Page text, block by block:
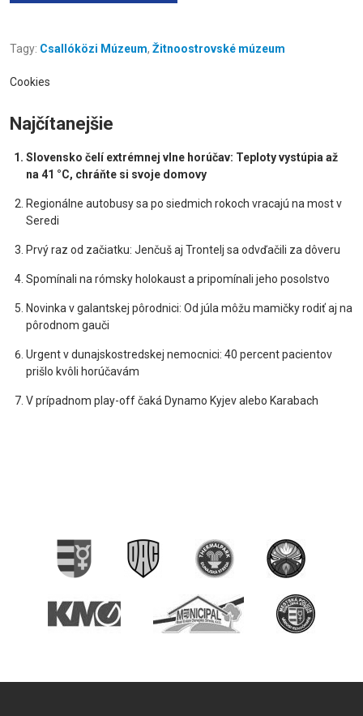
Tagy: Csallóközi Múzeum, Žitnoostrovské múzeum
Cookies
Najčítanejšie
Slovensko čelí extrémnej vlne horúčav: Teploty vystúpia až
na 41 °C, chráňte si svoje domovy
Regionálne autobusy sa po siedmich rokoch vracajú na most v
Seredi
Prvý raz od začiatku: Jenčuš aj Trontelj sa odvďačili za dôveru
Spomínali na rómsky holokaust a pripomínali jeho posolstvo
Novinka v galantskej pôrodnici: Od júla môžu mamičky rodiť aj na
pôrodnom gauči
Urgent v dunajskostredskej nemocnici: 40 percent pacientov
prišlo kvôli horúčavám
V prípadnom play-off čaká Dynamo Kyjev alebo Karabach